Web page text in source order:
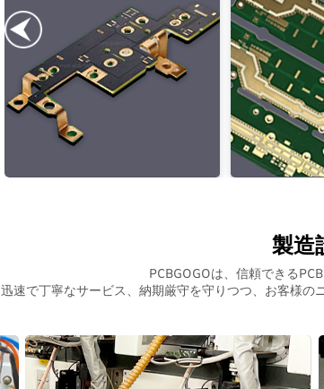
製造
PCBGOGOは、信頼できる
迅速で丁寧なサービス、納期厳守を守りつつ、お客様の